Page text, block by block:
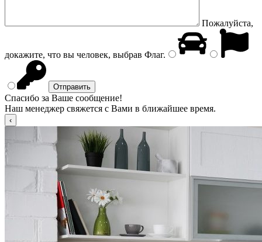
Пожалуйста,
докажите, что вы человек, выбрав Флаг.
Спасибо за Ваше сообщение!
Наш менеджер свяжется с Вами в ближайшее время.